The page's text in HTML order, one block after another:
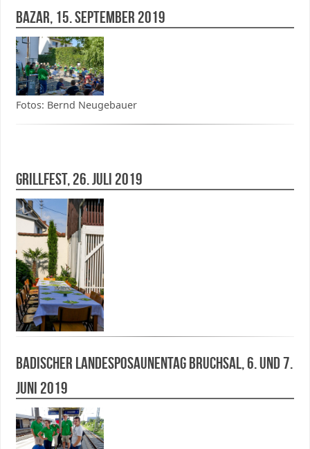
BAZAR, 15. September 2019
Fotos: Bernd Neugebauer
Grillfest, 26. Juli 2019
Badischer Landesposaunentag Bruchsal, 6. und 7.
Juni 2019